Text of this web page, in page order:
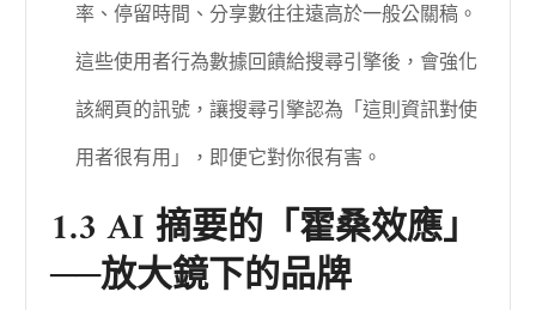
率、停留時間、分享數往往遠高於一般公關稿。
這些使用者行為數據回饋給搜尋引擎後，會強化
該網頁的訊號，讓搜尋引擎認為「這則資訊對使
用者很有用」，即便它對你很有害。
1.3 AI 摘要的「霍桑效應」
──放大鏡下的品牌